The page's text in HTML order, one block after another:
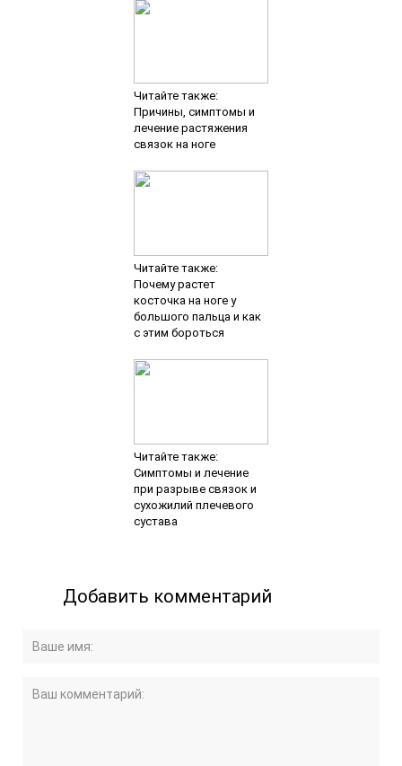
Читайте также:
Причины, симптомы и
лечение растяжения
связок на ноге
Читайте также:
Почему растет
косточка на ноге у
большого пальца и как
с этим бороться
Читайте также:
Симптомы и лечение
при разрыве связок и
сухожилий плечевого
сустава
Добавить комментарий